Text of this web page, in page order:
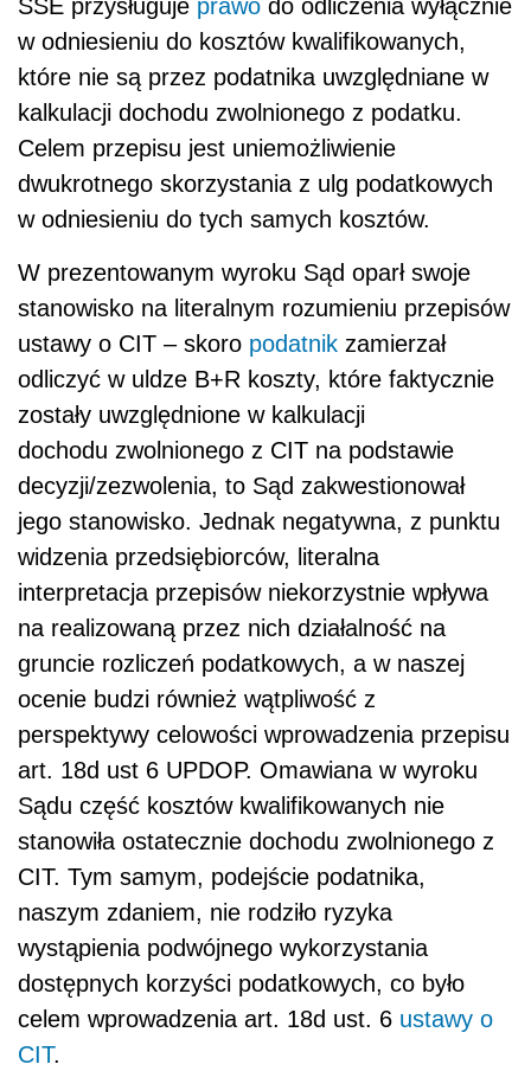
SSE przysługuje prawo do odliczenia wyłącznie
w odniesieniu do kosztów kwalifikowanych,
które nie są przez podatnika uwzględniane w
kalkulacji dochodu zwolnionego z podatku.
Celem przepisu jest uniemożliwienie
dwukrotnego skorzystania z ulg podatkowych
w odniesieniu do tych samych kosztów.
W prezentowanym wyroku Sąd oparł swoje
stanowisko na literalnym rozumieniu przepisów
ustawy o CIT – skoro podatnik zamierzał
odliczyć w uldze B+R koszty, które faktycznie
zostały uwzględnione w kalkulacji
dochodu zwolnionego z CIT na podstawie
decyzji/zezwolenia, to Sąd zakwestionował
jego stanowisko. Jednak negatywna, z punktu
widzenia przedsiębiorców, literalna
interpretacja przepisów niekorzystnie wpływa
na realizowaną przez nich działalność na
gruncie rozliczeń podatkowych, a w naszej
ocenie budzi również wątpliwość z
perspektywy celowości wprowadzenia przepisu
art. 18d ust 6 UPDOP. Omawiana w wyroku
Sądu część kosztów kwalifikowanych nie
stanowiła ostatecznie dochodu zwolnionego z
CIT. Tym samym, podejście podatnika,
naszym zdaniem, nie rodziło ryzyka
wystąpienia podwójnego wykorzystania
dostępnych korzyści podatkowych, co było
celem wprowadzenia art. 18d ust. 6 ustawy o
CIT.